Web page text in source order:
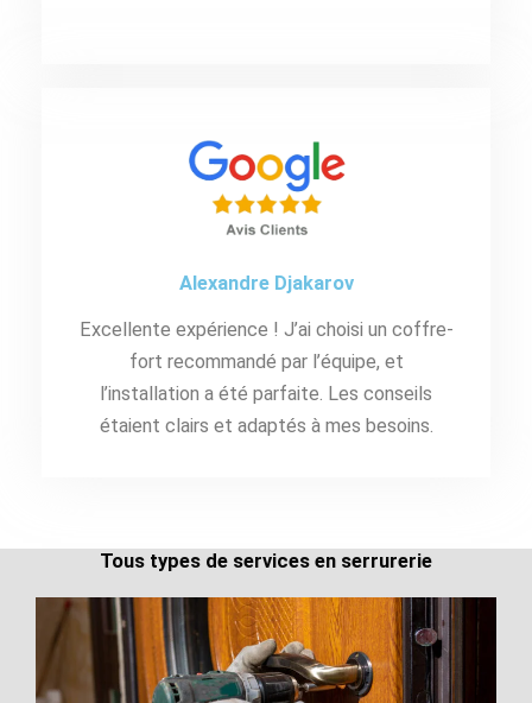
Alexandre Djakarov
Excellente expérience ! J’ai choisi un coffre-
fort recommandé par l’équipe, et
l’installation a été parfaite. Les conseils
étaient clairs et adaptés à mes besoins.
Tous types de services en serrurerie